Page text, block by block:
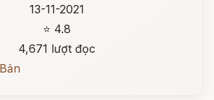
13-11-2021
⭐ 4.8
4,671 lượt đọc